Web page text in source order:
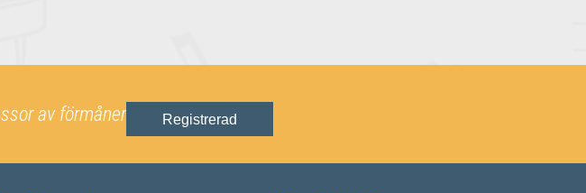
av förmåner Registrerad